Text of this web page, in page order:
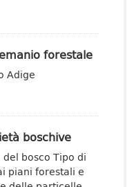
forestale
Adige
boschive
bosco Tipo di
piani forestali e